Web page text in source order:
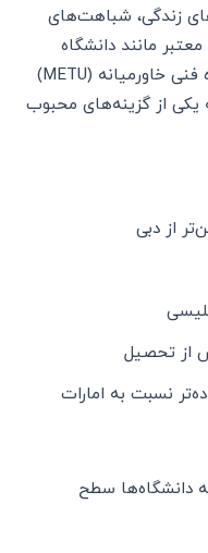
زندگی، شباهت‌های
مانند دانشگاه
حاجت‌تپه، دانشگاه بغازیچی، دانشگاه فنی خاورمیانه (METU)
یکی از گزینه‌های محبوب
از دبی
از تحصیل
نسبت به امارات
دانشگاه‌ها سطح